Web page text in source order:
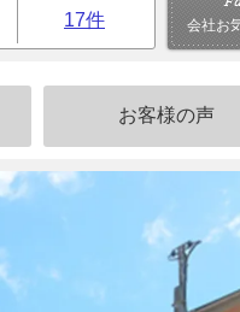
17件 会社お
お客様の声